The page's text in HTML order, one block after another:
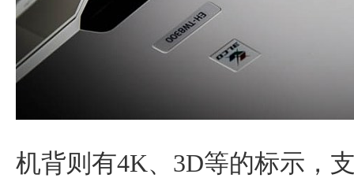
机背则有4K、3D等的标示，